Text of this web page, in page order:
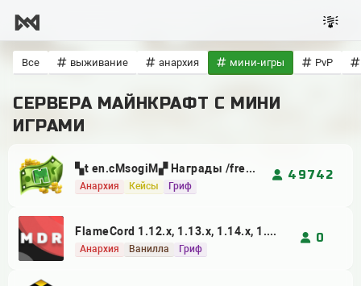
Все выживание анархия мини-игры PvP
СЕРВЕРА МАЙНКРАФТ С МИНИ
ИГРАМИ
▚t en.cMsogiM▞ Награды /free🗡 1.8-26.2 ▞▚ ⁂ СурвГрифМини-ИгрыRolePlayАнархияMSO RPG, , , , ,
анархия кейсы гриф
49742
FlameCord 1.12.x, 1.13.x, 1.14.x, 1.15.x, 1.16.x, 1.17.x, 1.18.x, 1.19.x, 1.21.x
анархия ванилла гриф
0